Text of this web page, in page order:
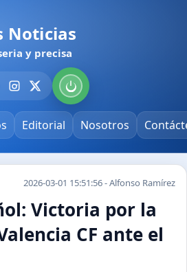
Noticias
y precisa
Editorial Nosotros
2026-03-01 15:51:56 - Alfonso Ramírez
Victoria por la
CF ante el